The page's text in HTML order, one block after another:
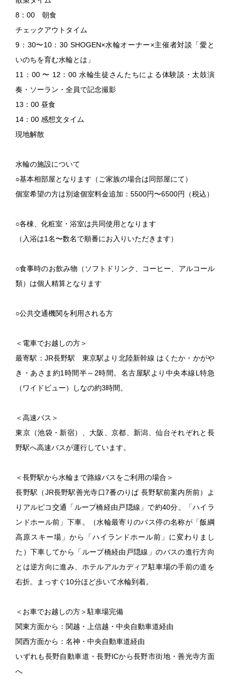
8：00 朝食
チェックアウトタイム
9：30〜10：30 SHOGEN×水輪オーナー×主催者対談「愛と
いのちを育む水輪とは」
11：00 〜 12：00 水輪生徒さんたちによる体験談・太鼓演
奏・ソーラン・全員で記念撮影
13：00 昼食
14：00 感想文タイム
現地解散
水輪の施設について
○基本相部屋となります（ご家族の場合は同部屋にて）
個室希望の方は別途個室料金追加：5500円〜6500円（税込）
○各棟、化粧室・浴室は共同使用となります
（入浴は1名〜数名で順番にお入りいただきます）
○食事時のお飲み物（ソフトドリンク、コーヒー、アルコール
類）は個人精算となります
○公共交通機関を利用される方
＜電車でお越しの方＞
最寄駅：JR長野駅 東京駅より北陸新幹線 はくたか・かがや
き・あさま約1時間半～2時間。名古屋駅より中央本線L特急
（ワイドビュー）しなの約3時間。
＜高速バス＞
東京（池袋・新宿）、大阪、京都、新潟、仙台それぞれと長
野駅へ高速バスが運行しています。
＜長野駅から水輪まで路線バスをご利用の場合＞
長野駅（JR長野駅善光寺口7番のりば 長野駅前案内所前）よ
りアルピコ交通「ループ橋経由戸隠線」で約40分。「ハイラ
ンドホール前」下車。（水輪最寄りのバス停の名称が「飯綱
高原スキー場」から「ハイランドホール前」に変わりまし
た）下車してから「ループ橋経由戸隠線」のバスの進行方向
とは逆方向に進み、ホテルアルカディア駐車場の手前の道を
右折。まっすぐ10分ほど歩いて水輪到着。
＜お車でお越しの方＞駐車場完備
関東方面から：関越・上信越・中央自動車道経由
関西方面から：名神・中央自動車道経由
いずれも長野自動車道・長野ICから長野市街地・善光寺方面
へ